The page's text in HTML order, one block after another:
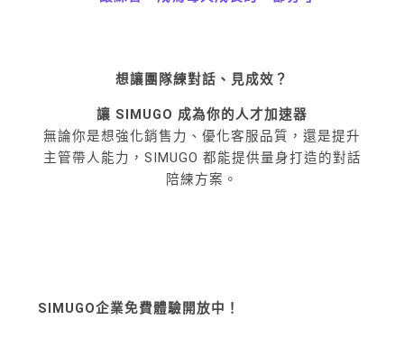
想讓團隊練對話、見成效？
讓 SIMUGO 成為你的人才加速器
無論你是想強化銷售力、優化客服品質，還是提升
主管帶人能力，SIMUGO 都能提供量身打造的對話
陪練方案。
SIMUGO企業免費體驗 開放中！